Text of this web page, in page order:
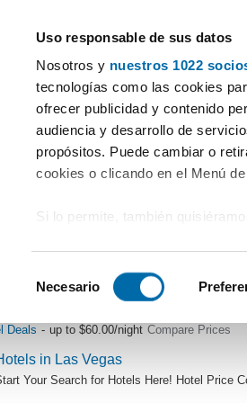
Uso responsable de sus datos
Nosotros y nuestros 1022
tecnologías como las cookies
ofrecer publicidad y contenido
audiencia y desarrollo de
propósitos. Puede cambiar o
cookies o clicando en el Menú
Si lo permite, también
Identificar su dispositivo
Obtenga más información sobre
preferencias en la
en la Declaración de cookies.
e
c
c
Necesario
Choose city
Rent Apartments Seville
Province (719 Properties)